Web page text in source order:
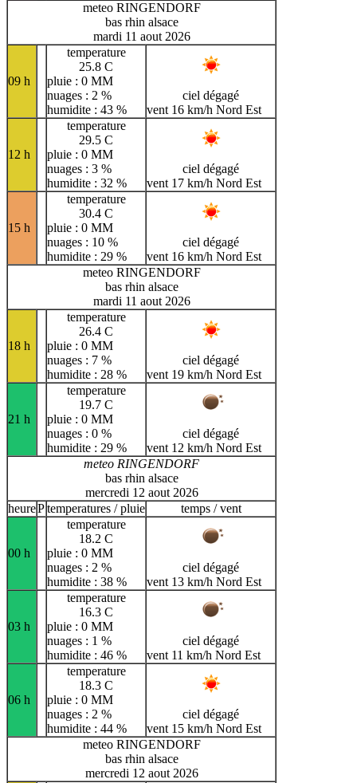
meteo RINGENDORF
bas rhin alsace
mardi 11 aout 2026
09 h
temperature
25.8 C
pluie : 0 MM
nuages : 2 %
humidite : 43 %
ciel dégagé
vent 16 km/h Nord Est
12 h
temperature
29.5 C
pluie : 0 MM
nuages : 3 %
humidite : 32 %
ciel dégagé
vent 17 km/h Nord Est
15 h
temperature
30.4 C
pluie : 0 MM
nuages : 10 %
humidite : 29 %
ciel dégagé
vent 16 km/h Nord Est
meteo RINGENDORF
bas rhin alsace
mardi 11 aout 2026
18 h
temperature
26.4 C
pluie : 0 MM
nuages : 7 %
humidite : 28 %
ciel dégagé
vent 19 km/h Nord Est
21 h
temperature
19.7 C
pluie : 0 MM
nuages : 0 %
humidite : 29 %
ciel dégagé
vent 12 km/h Nord Est
meteo RINGENDORF
bas rhin alsace
mercredi 12 aout 2026
heurePtemperatures / pluie temps / vent
00 h
temperature
18.2 C
pluie : 0 MM
nuages : 2 %
humidite : 38 %
ciel dégagé
vent 13 km/h Nord Est
03 h
temperature
16.3 C
pluie : 0 MM
nuages : 1 %
humidite : 46 %
ciel dégagé
vent 11 km/h Nord Est
06 h
temperature
18.3 C
pluie : 0 MM
nuages : 2 %
humidite : 44 %
ciel dégagé
vent 15 km/h Nord Est
meteo RINGENDORF
bas rhin alsace
mercredi 12 aout 2026